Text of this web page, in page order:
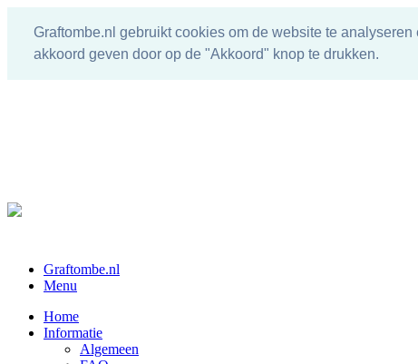
Graftombe.nl gebruikt cookies om de website te
akkoord geven door op de "Akkoord" knop te drukken.
Graftombe.nl
Menu
Home
Informatie
Algemeen